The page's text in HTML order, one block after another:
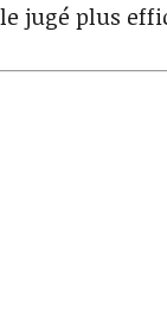
jugé plus